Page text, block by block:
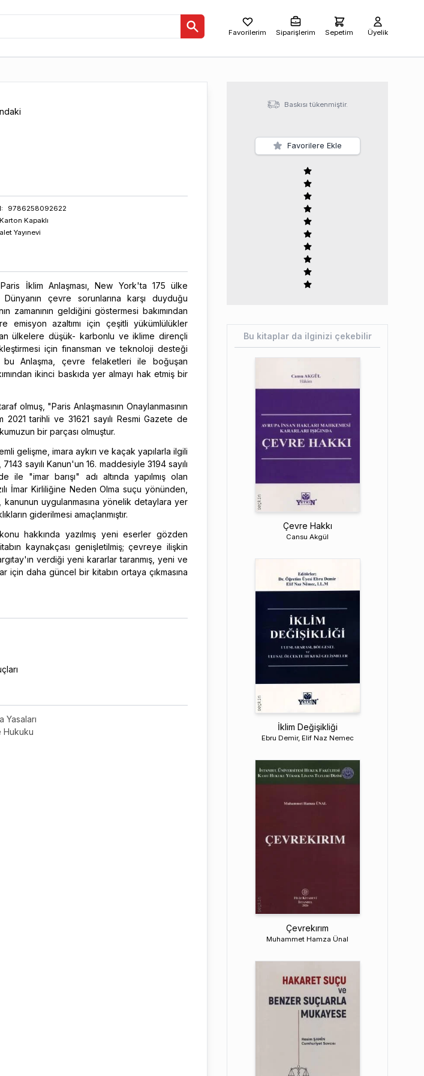
Favorilerim Siparişlerim Sepetim Üyelik
:
9786258092622
Karton Kapaklı
Yayınevi
İklim Anlaşması, New York'ta 175 ülke
çevre sorunlarına karşı duyduğu
zamanının geldiğini göstermesi bakımından
emisyon azaltımı için çeşitli yükümlülükler
ülkelere düşük- karbonlu ve iklime dirençli
için finansman ve teknoloji desteği
bu Anlaşma, çevre felaketleri ile boğuşan
ikinci baskıda yer almayı hak etmiş bir
olmuş, "Paris Anlaşmasının Onaylanmasının
tarihli ve 31621 sayılı Resmi Gazete de
bir parçası olmuştur.
gelişme, imara aykırı ve kaçak yapılarla ilgili
sayılı Kanun'un 16. maddesiyle 3194 sayılı
"imar barışı" adı altında yapılmış olan
İmar Kirliliğine Neden Olma suçu yönünden,
kanunun uygulanmasına yönelik detaylara yer
giderilmesi amaçlanmıştır.
hakkında yazılmış yeni eserler gözden
kaynakçası genişletilmiş; çevreye ilişkin
verdiği yeni kararlar taranmış, yeni ve
için daha güncel bir kitabın ortaya çıkmasına
Yasaları
Hukuku
Baskısı tükenmiştir.
Favorilere Ekle
Bu kitaplar da ilginizi çekebilir
Çevre Hakkı
Cansu Akgül
İklim Değişikliği
Ebru Demir, Elif Naz Nemec
Çevrekırım
Muhammet Hamza Ünal